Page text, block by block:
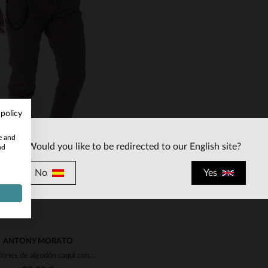
DISPONIBLES
46
ANTONY MORATO
Pantalones de algodón caqui con mosquetón.
Would you like to be redirected to our English site?
No Yes
policy
and